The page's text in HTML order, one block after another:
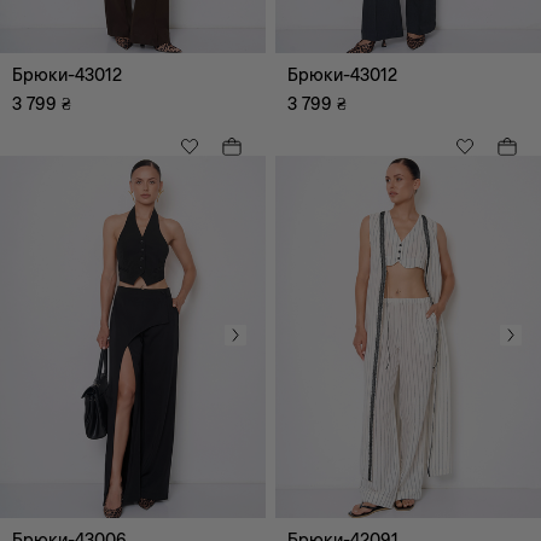
Романтичний
Коктейльний
Повсякденний
Відпочинок (дозвілля)
Ультра Модний
Вечірній
Брюки-43012
3 799 ₴
Брюки-43012
3 799 ₴